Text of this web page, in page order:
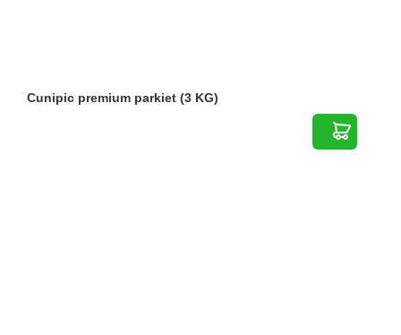
Cunipic premium parkiet (3 KG)